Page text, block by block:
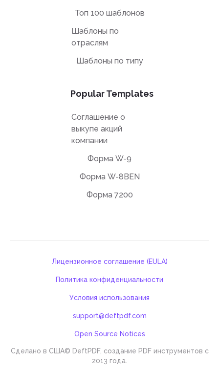
Топ 100 шаблонов
Шаблоны по
отраслям
Шаблоны по типу
Popular Templates
Соглашение о
выкупе акций
компании
Форма W-9
Форма W-8BEN
Форма 7200
Сделано в США© DeftPDF, создание PDF инструментов с
2013 года.
Лицензионное соглашение (EULA)
Политика конфиденциальности
Условия использования
support@deftpdf.com
Open Source Notices